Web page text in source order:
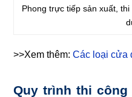
Phong trực tiếp sản xuất,
>>Xem thêm:Các loại cửa
Quy trình thi